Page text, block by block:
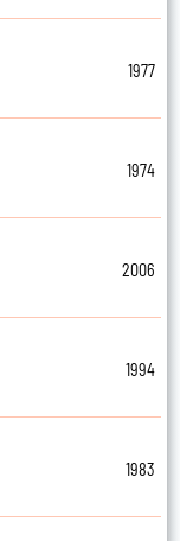
1977
1974
2006
1994
1983